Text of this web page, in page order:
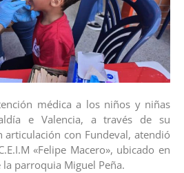
médica a los niños y niñas
e Valencia, a través de su
articulación con Fundeval, atendió
«Felipe Macero», ubicado en
la parroquia Miguel Peña.